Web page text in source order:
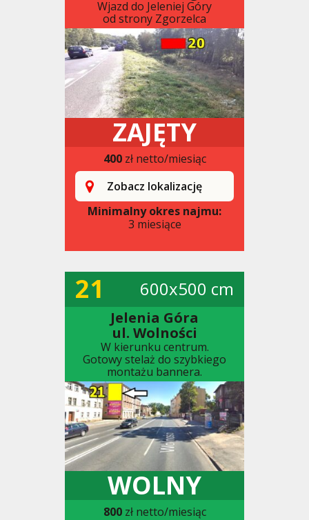
Wjazd do Jeleniej Góry
od strony Zgorzelca
ZAJĘTY
400zł netto/miesiąc
Zobacz lokalizację
Minimalny okres najmu:
3 miesiące
21 600x500 cm
Jelenia Góra
ul. Wolności
W kierunku centrum.
Gotowy stelaż do szybkiego
montażu bannera.
WOLNY
800zł netto/miesiąc